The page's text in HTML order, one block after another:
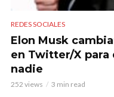
REDES SOCIALES
Elon Musk
en Twitter/X para
nadie
252 views 3 min read